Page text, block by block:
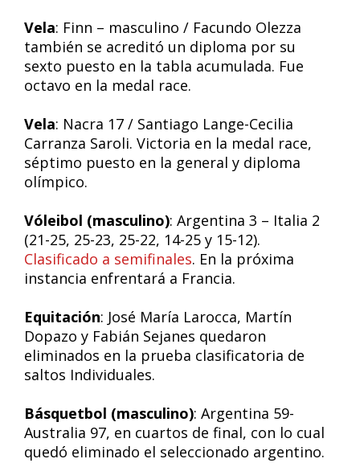
Vela: Finn – masculino / Facundo Olezza
también se acreditó un diploma por su
sexto puesto en la tabla acumulada. Fue
octavo en la medal race.
Vela: Nacra 17 / Santiago Lange-Cecilia
Carranza Saroli. Victoria en la medal race,
séptimo puesto en la general y diploma
olímpico.
Vóleibol (masculino): Argentina 3 – Italia 2
(21-25, 25-23, 25-22, 14-25 y 15-12).
Clasificado a semifinales. En la próxima
instancia enfrentará a Francia.
Equitación: José María Larocca, Martín
Dopazo y Fabián Sejanes quedaron
eliminados en la prueba clasificatoria de
saltos Individuales.
Básquetbol (masculino): Argentina 59-
Australia 97, en cuartos de final, con lo cual
quedó eliminado el seleccionado argentino.